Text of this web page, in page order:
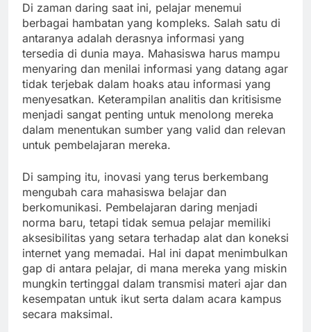
Di zaman daring saat ini, pelajar menemui
berbagai hambatan yang kompleks. Salah satu di
antaranya adalah derasnya informasi yang
tersedia di dunia maya. Mahasiswa harus mampu
menyaring dan menilai informasi yang datang agar
tidak terjebak dalam hoaks atau informasi yang
menyesatkan. Keterampilan analitis dan kritisisme
menjadi sangat penting untuk menolong mereka
dalam menentukan sumber yang valid dan relevan
untuk pembelajaran mereka.
Di samping itu, inovasi yang terus berkembang
mengubah cara mahasiswa belajar dan
berkomunikasi. Pembelajaran daring menjadi
norma baru, tetapi tidak semua pelajar memiliki
aksesibilitas yang setara terhadap alat dan koneksi
internet yang memadai. Hal ini dapat menimbulkan
gap di antara pelajar, di mana mereka yang miskin
mungkin tertinggal dalam transmisi materi ajar dan
kesempatan untuk ikut serta dalam acara kampus
secara maksimal.